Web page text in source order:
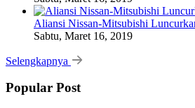
Aliansi Nissan-Mitsubishi
Sabtu, Maret 16, 2019
Selengkapnya
Popular Post